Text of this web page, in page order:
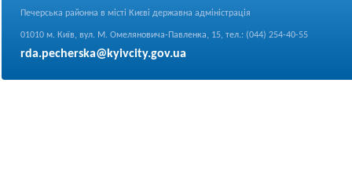
Печерська районна в місті Києві державна адміністрація
01010 м. Київ, вул. М. Омеляновича-Павленка, 15, тел.: (044) 254-40-55
rda.pecherska@kyivcity.gov.ua